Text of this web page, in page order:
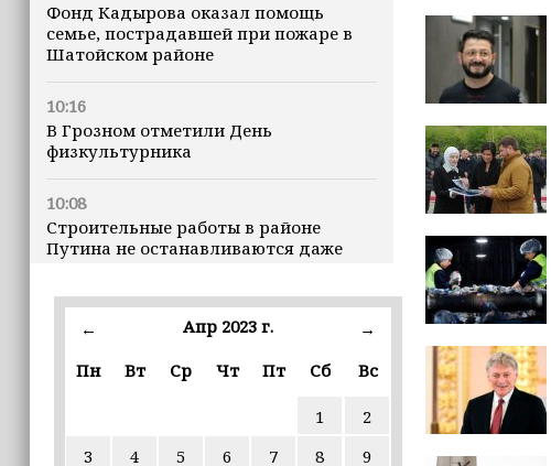
Фонд Кадырова оказал помощь
семье, пострадавшей при пожаре в
Шатойском районе
10:16
В Грозном отметили День
физкультурника
10:08
Строительные работы в районе
Путина не останавливаются даже
марта
← Апр 2023 г.
→
Пн
Вт Ср Чт Пт Сб Вс
1
2
3
4 5 6 7 8 9